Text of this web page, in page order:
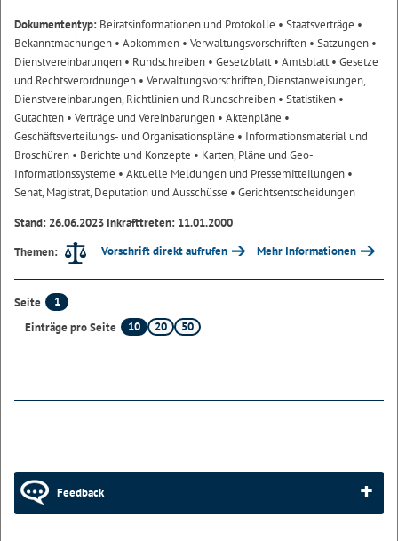
Dokumententyp: Beiratsinformationen und Protokolle • Staatsverträge •
Bekanntmachungen • Abkommen • Verwaltungsvorschriften • Satzungen •
Dienstvereinbarungen • Rundschreiben • Gesetzblatt• Amtsblatt• Gesetze
und Rechtsverordnungen • Verwaltungsvorschriften, Dienstanweisungen,
Dienstvereinbarungen, Richtlinien und Rundschreiben • Statistiken •
Gutachten • Verträge und Vereinbarungen • Aktenpläne •
Geschäftsverteilungs- und Organisationspläne • Informationsmaterial und
Broschüren • Berichte und Konzepte • Karten, Pläne und Geo-
Informationssysteme • Aktuelle Meldungen und Pressemitteilungen •
Senat, Magistrat, Deputation und Ausschüsse • Gerichtsentscheidungen
Stand: 26.06.2023 Inkrafttreten: 11.01.2000
Themen:
Vorschrift direkt aufrufen Mehr Informationen
Seite
1
Einträge pro Seite
10 20 50
Feedback